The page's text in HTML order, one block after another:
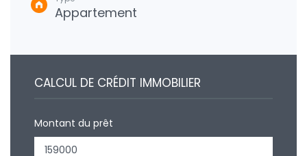
Appartement
CALCUL DE CRÉDIT IMMOBILIER
Montant du prêt